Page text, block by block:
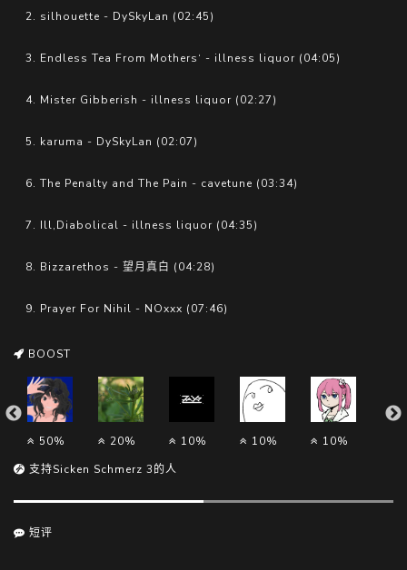
2. silhouette - DySkyLan (02:45)
3. Endless Tea From Mothers‘ - illness liquor (04:05)
4. Mister Gibberish - illness liquor (02:27)
5. karuma - DySkyLan (02:07)
6. The Penalty and The Pain - cavetune (03:34)
7. Ill,Diabolical - illness liquor (04:35)
8. Bizzarethos - 望月真白 (04:28)
9. Prayer For Nihil - NOxxx (07:46)
BOOST
50% 20% 10% 10% 10%
支持Sicken Schmerz 3的人
短评